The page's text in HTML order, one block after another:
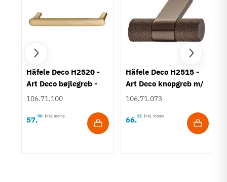
Häfele Deco H2520 -
Art Deco bøjlegreb -
Børstet guldfarvet
106.71.100
57,90 Inkl. moms
Häfele Deco H2515 -
Art Deco knopgreb m/
struktur - Bronzefarve
106.71.073
66,15 Inkl. moms